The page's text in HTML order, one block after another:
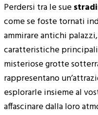
Perdersi tra le sue
come se foste tornati
ammirare antichi
caratteristiche
misteriose grotte
rappresentano
esplorarle insieme al
affascinare dalla loro